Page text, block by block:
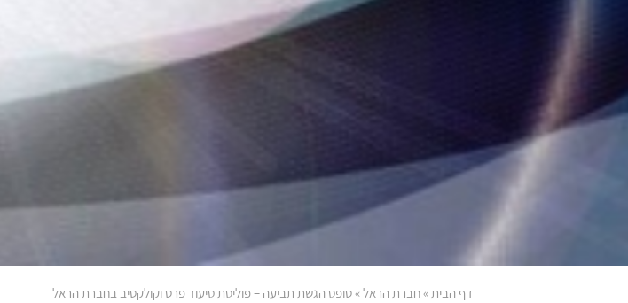
דף הבית»חברת הראל»טופס הגשת תביעה – פוליסת סיעוד פרט וקולקטיב בחברת הראל